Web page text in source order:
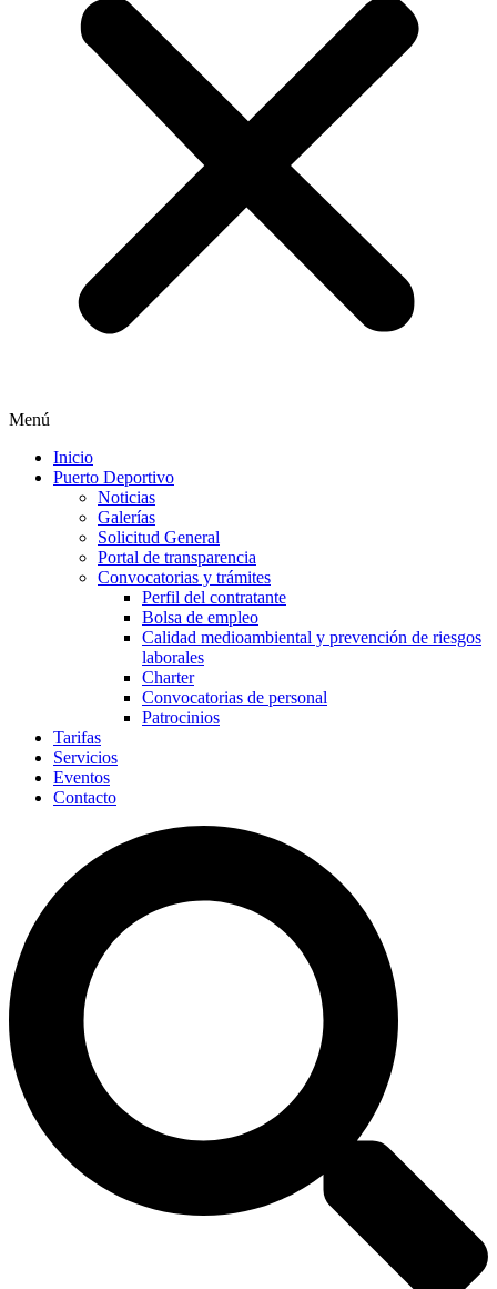
Menú
Inicio
Puerto Deportivo
Noticias
Galerías
Solicitud General
Portal de transparencia
Convocatorias y trámites
Perfil del contratante
Bolsa de empleo
Calidad medioambiental y prevención de riesgos
laborales
Charter
Convocatorias de personal
Patrocinios
Tarifas
Servicios
Eventos
Contacto